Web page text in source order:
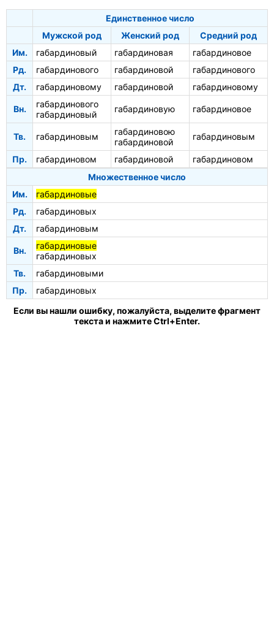
Единственное число
Мужской род
Женский род
Средний род
Им.
габардиновый габардиновая
габардиновое
Рд.
габардинового габардиновой
габардинового
Дт.
габардиновому габардиновой габардиновому
Вн.
габардинового
габардиновый
габардиновую габардиновое
Тв. габардиновым
габардиновою
габардиновой
габардиновым
Пр. габардиновом габардиновой
габардиновом
Множественное число
Им.
габардиновые
Рд.
габардиновых
Дт.
габардиновым
Вн.
габардиновые
габардиновых
Тв.
габардиновыми
Пр.
габардиновых
Если вы нашли ошибку, пожалуйста, выделите фрагмент
текста и нажмите Ctrl+Enter.